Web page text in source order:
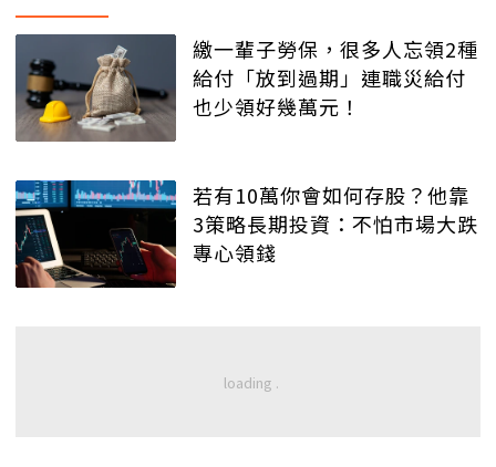
繳一輩子勞保，很多人忘領2種
給付「放到過期」連職災給付
也少領好幾萬元！
若有10萬你會如何存股？他靠
3策略長期投資：不怕市場大跌
專心領錢